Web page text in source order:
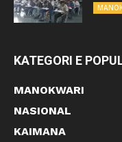
KATEGORI E
MANOKWARI
NASIONAL
KAIMANA